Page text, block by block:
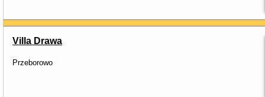
Villa Drawa
Przeborowo